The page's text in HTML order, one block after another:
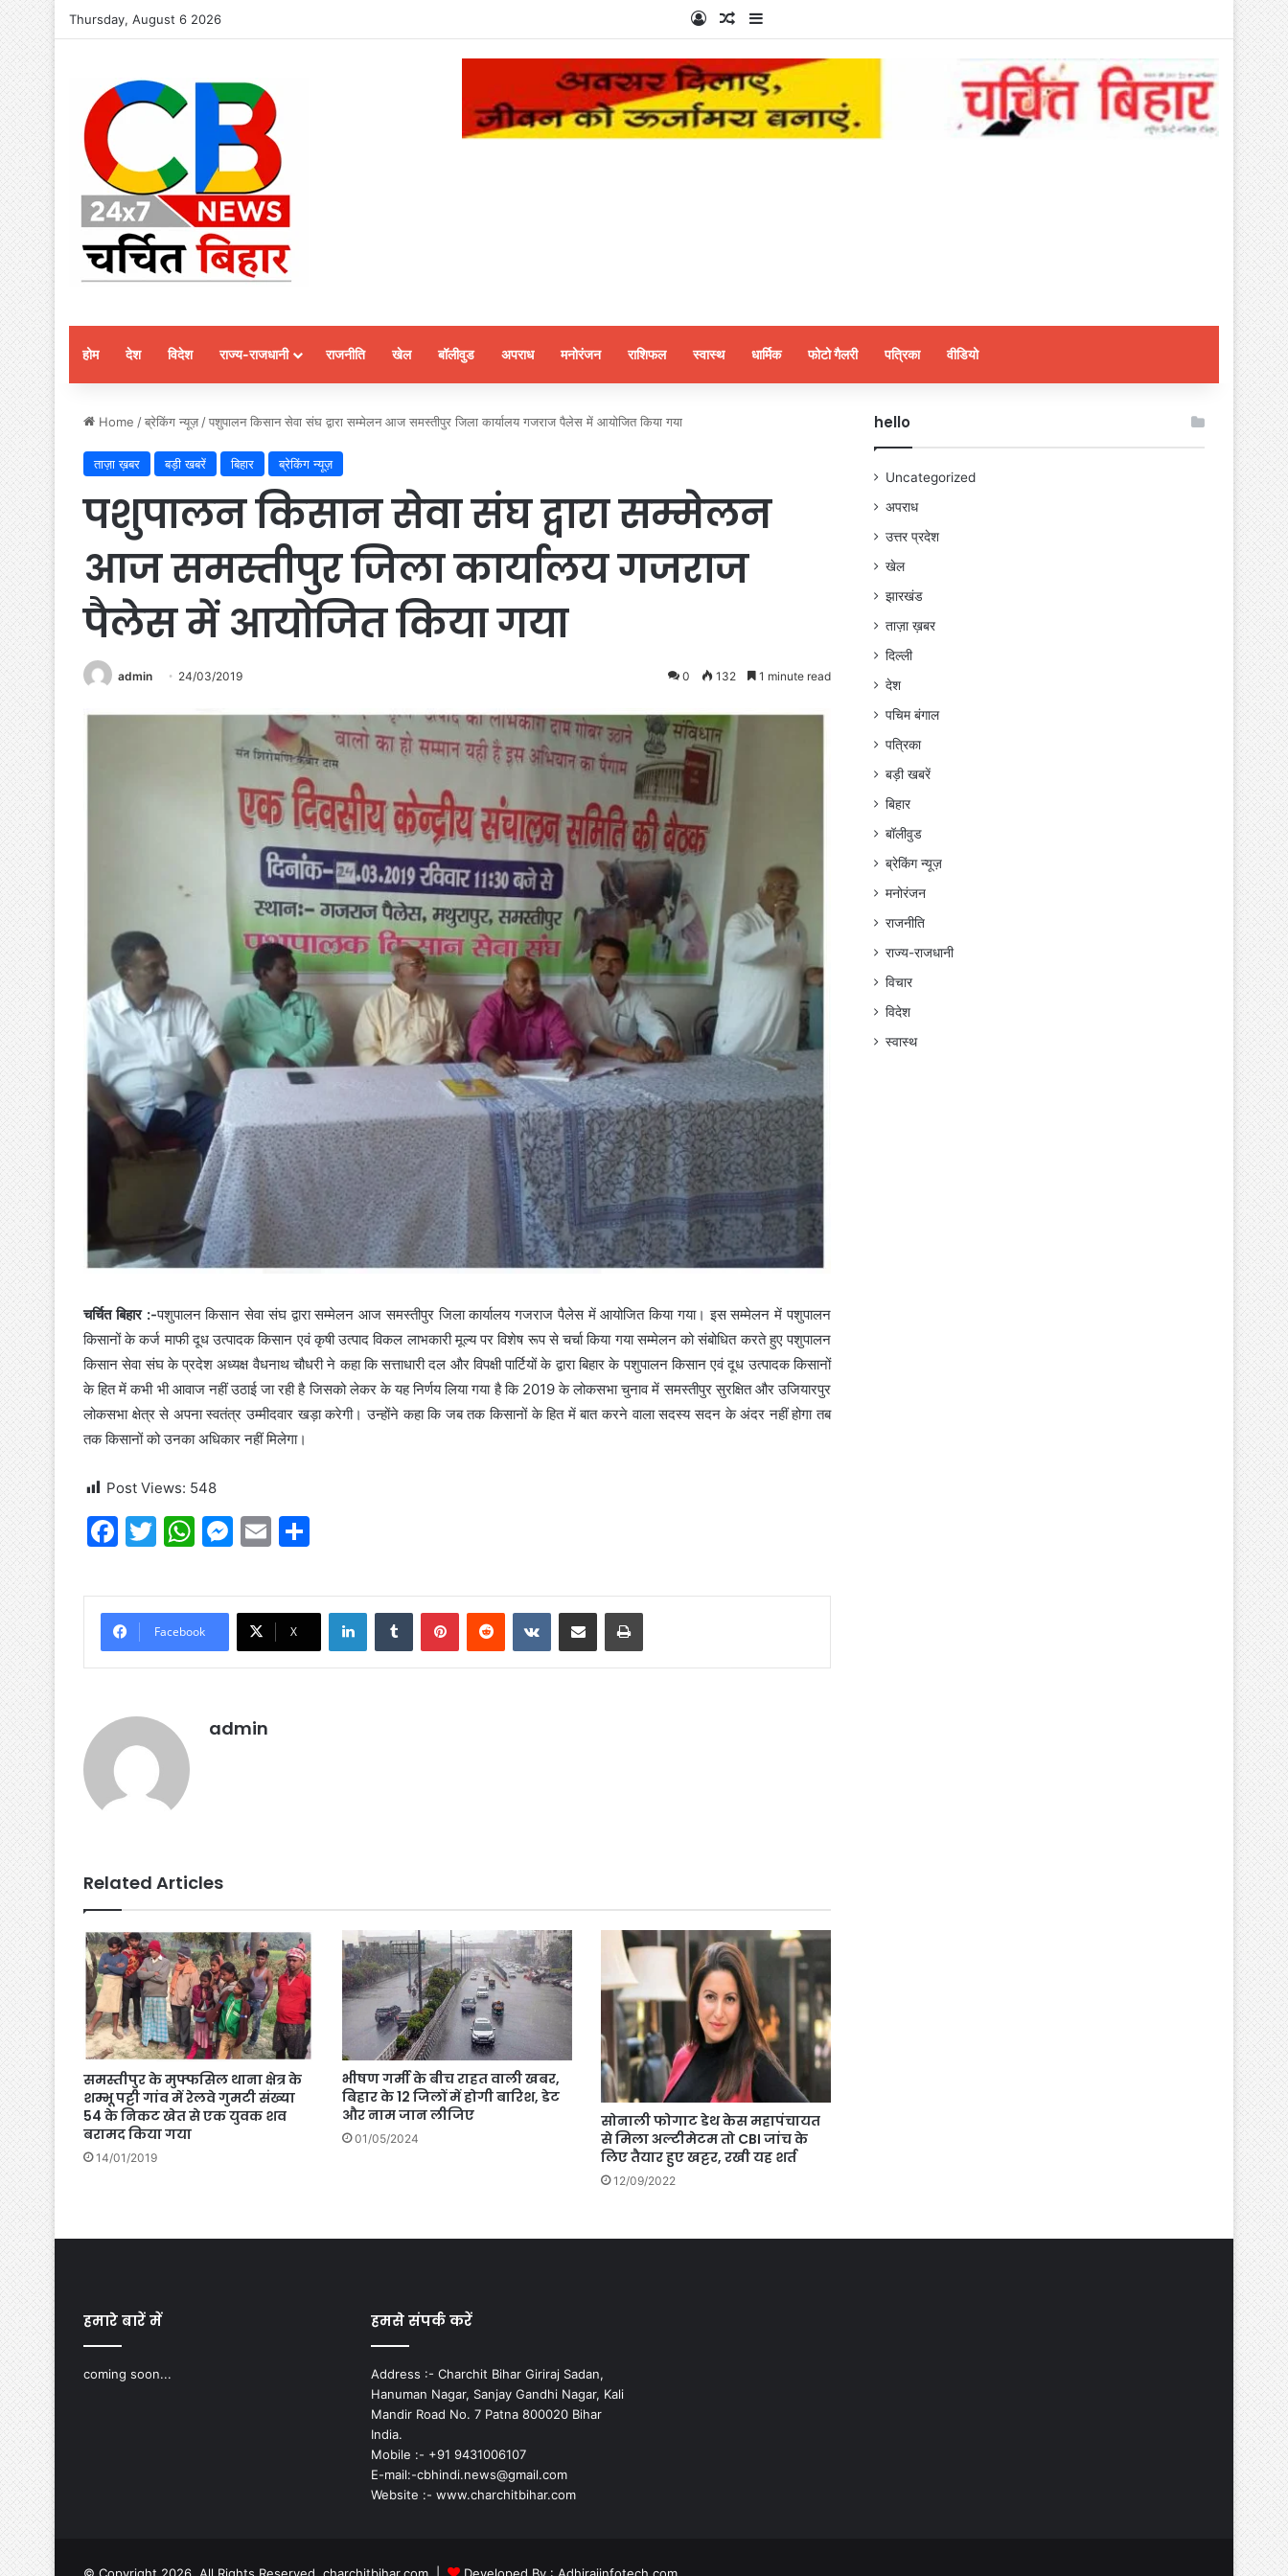
Thursday, August 6 2026 Log InRandom Article
Sidebar
होम देश विदेश राज्य-राजधानी राजनीति खेल बॉलीवुड अपराध मनोरंजन राशिफल स्वास्थ धार्मिक फोटो गैलरी पत्रिका वीडियो
Home /ब्रेकिंग न्यूज़ /पशुपालन किसान सेवा संघ द्वारा सम्मेलन आज समस्तीपुर जिला कार्यालय गजराज पैलेस में आयोजित किया गया
ताज़ा ख़बर बड़ी खबरें बिहार ब्रेकिंग न्यूज़
पशुपालन किसान सेवा संघ द्वारा सम्मेलन
आज समस्तीपुर जिला कार्यालय गजराज
पैलेस में आयोजित किया गया
admin 24/03/2019 0 132 1 minute read
चर्चित बिहार :-पशुपालन किसान सेवा संघ द्वारा सम्मेलन आज समस्तीपुर जिला कार्यालय गजराज पैलेस में आयोजित किया गया। इस सम्मेलन में पशुपालन
किसानों के कर्ज माफी दूध उत्पादक किसान एवं कृषी उत्पाद विकल लाभकारी मूल्य पर विशेष रूप से चर्चा किया गया सम्मेलन को संबोधित करते हुए पशुपालन
किसान सेवा संघ के प्रदेश अध्यक्ष वैधनाथ चौधरी ने कहा कि सत्ताधारी दल और विपक्षी पार्टियों के द्वारा बिहार के पशुपालन किसान एवं दूध उत्पादक किसानों
के हित में कभी भी आवाज नहीं उठाई जा रही है जिसको लेकर के यह निर्णय लिया गया है कि 2019 के लोकसभा चुनाव में समस्तीपुर सुरक्षित और उजियारपुर
लोकसभा क्षेत्र से अपना स्वतंत्र उम्मीदवार खड़ा करेगी। उन्होंने कहा कि जब तक किसानों के हित में बात करने वाला सदस्य सदन के अंदर नहीं होगा तब
तक किसानों को उनका अधिकार नहीं मिलेगा।
Post Views: 548
F
c
e
b
o
k
T
itt
er
W
at
s
A
p
M
s
s
e
g
er
E
ai
l
ar
e
Facebook X
LinkedInTumblr PinterestReddit VKontakteShare via Email Print
admin
Related Articles
समस्तीपुर के मुफ्फसिल थाना क्षेत्र के
शम्भू पट्टी गांव में रेलवे गुमटी संख्या
54 के निकट खेत से एक युवक शव
बरामद किया गया
14/01/2019
भीषण गर्मी के बीच राहत वाली खबर,
बिहार के 12 जिलों में होगी बारिश, डेट
और नाम जान लीजिए
01/05/2024
सोनाली फोगाट डेथ केस महापंचायत
से मिला अल्टीमेटम तो CBI जांच के
लिए तैयार हुए खट्टर, रखी यह शर्त
12/09/2022
hello
Uncategorized
अपराध
उत्तर प्रदेश
खेल
झारखंड
ताज़ा ख़बर
दिल्ली
देश
पचिम बंगाल
पत्रिका
बड़ी खबरें
बिहार
बॉलीवुड
ब्रेकिंग न्यूज़
मनोरंजन
राजनीति
राज्य-राजधानी
विचार
विदेश
स्वास्थ
हमारे बारें में
coming soon...
हमसे संपर्क करें
Address :- Charchit Bihar Giriraj Sadan,
Hanuman Nagar, Sanjay Gandhi Nagar, Kali
Mandir Road No. 7 Patna 800020 Bihar
India.
Mobile :- +91 9431006107
E-mail:-cbhindi.news@gmail.com
Website :- www.charchitbihar.com